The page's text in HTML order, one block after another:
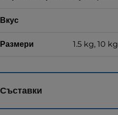
Вкус
Размери 1.5 kg, 10 kg
Съставки